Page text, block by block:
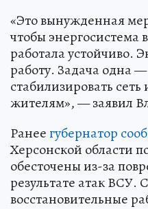
«Это вынужденная
чтобы энергосистема
работала устойчиво.
работу. Задача одна
стабилизировать сеть
жителям», — заявил
Ранеегубернатор
Херсонской области
обесточены из-за
результате атак ВСУ.
восстановительные